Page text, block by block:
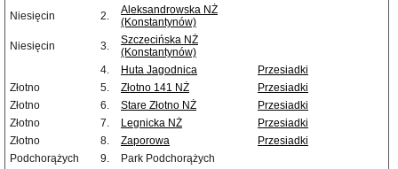
Niesięcin
2.
Aleksandrowska NŻ
(Konstantynów)
Niesięcin
3.
Szczecińska NŻ
(Konstantynów)
4.
Huta Jagodnica
Przesiadki
Złotno
5. Złotno 141 NŻ
Przesiadki
Złotno
6. Stare Złotno NŻ
Przesiadki
Złotno
7. Legnicka NŻ
Przesiadki
Złotno
8. Zaporowa
Przesiadki
Podchorążych
9.
Park Podchorążych